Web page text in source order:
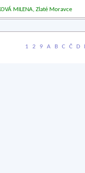
MILENA, Zlaté Moravce
1 2 9 A B C Č D